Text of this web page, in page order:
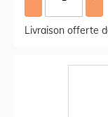
Livraison offerte